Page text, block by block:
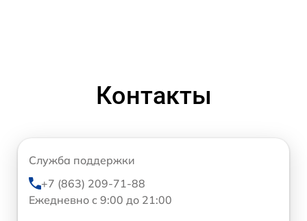
Контакты
Служба поддержки
+7 (863) 209-71-88
Ежедневно с 9:00 до 21:00